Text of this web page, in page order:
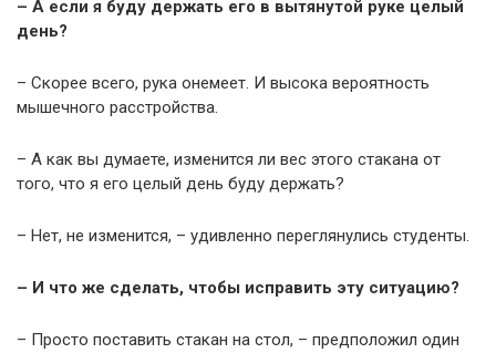
– А если я буду держать его в вытянутой руке целый
день?
– Скорее всего, рука онемеет. И высока вероятность
мышечного расстройства.
– А как вы думаете, изменится ли вес этого стакана от
того, что я его целый день буду держать?
– Нет, не изменится, – удивленно переглянулись студенты.
– И что же сделать, чтобы исправить эту ситуацию?
– Просто поставить стакан на стол, – предположил один